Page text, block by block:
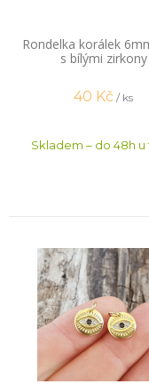
Rondelka korálek
s bílými zirkony
40 Kč / ks
Skladem – do 48h